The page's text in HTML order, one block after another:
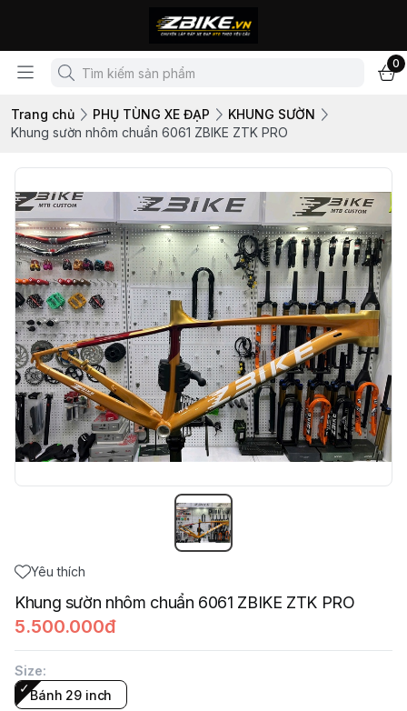
0
Trang chủ PHỤ TÙNG XE ĐẠP
KHUNG SƯỜN
Khung sườn nhôm chuẩn 6061 ZBIKE ZTK PRO
Yêu thích
Khung sườn nhôm chuẩn 6061 ZBIKE ZTK PRO
5.500.000đ
Size:
Bánh 29 inch